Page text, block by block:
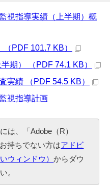
視指導実績（上半期）概
PDF 101.7 KB）
期） （PDF 74.1 KB）
実績 （PDF 54.5 KB）
視指導計画
は、「Adobe（R）
持ちでない方はアドビ
ウィンドウ）からダウ
。